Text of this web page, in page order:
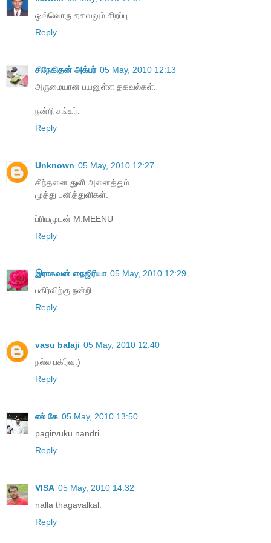
ஒவ்வொரு தகவலும் சிறப்பு
Reply
சிநேகிதன் அக்பர் 05 May, 2010 12:13
அருமையான பயனுள்ள தகவல்கள்.
நன்றி சங்கர்.
Reply
Unknown 05 May, 2010 12:27
சிந்தனை துளி அனைத்தும் .......
முத்து பனித்துளிகள்.
ப்ரியமுடன் M.MEENU
Reply
இராகவன் நைஜிரியா 05 May, 2010 12:29
பகிர்விற்கு நன்றி.
Reply
vasu balaji 05 May, 2010 12:40
நல்ல பகிர்வு:)
Reply
எல் கே 05 May, 2010 13:50
pagirvuku nandri
Reply
VISA 05 May, 2010 14:32
nalla thagavalkal.
Reply